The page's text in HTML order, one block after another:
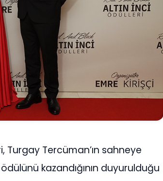
Tercüman’ın sahneye
ödülünü kazandığının duyurulduğu